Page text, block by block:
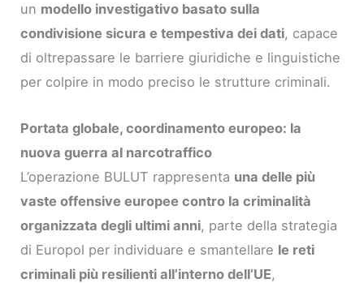
un modello investigativo basato sulla
condivisione sicura e tempestiva dei dati, capace
di oltrepassare le barriere giuridiche e linguistiche
per colpire in modo preciso le strutture criminali.
Portata globale, coordinamento europeo: la
nuova guerra al narcotraffico
L’operazione BULUT rappresenta una delle più
vaste offensive europee contro la criminalità
organizzata degli ultimi anni, parte della strategia
di Europol per individuare e smantellare le reti
criminali più resilienti all’interno dell’UE,